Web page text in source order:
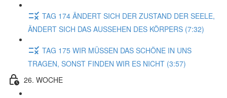
TAG 174 ÄNDERT SICH DER ZUSTAND DER SEELE,
ÄNDERT SICH DAS AUSSEHEN DES KÖRPERS (7:32)
TAG 175 WIR MÜSSEN DAS SCHÖNE IN UNS
TRAGEN, SONST FINDEN WIR ES NICHT (3:57)
26. WOCHE